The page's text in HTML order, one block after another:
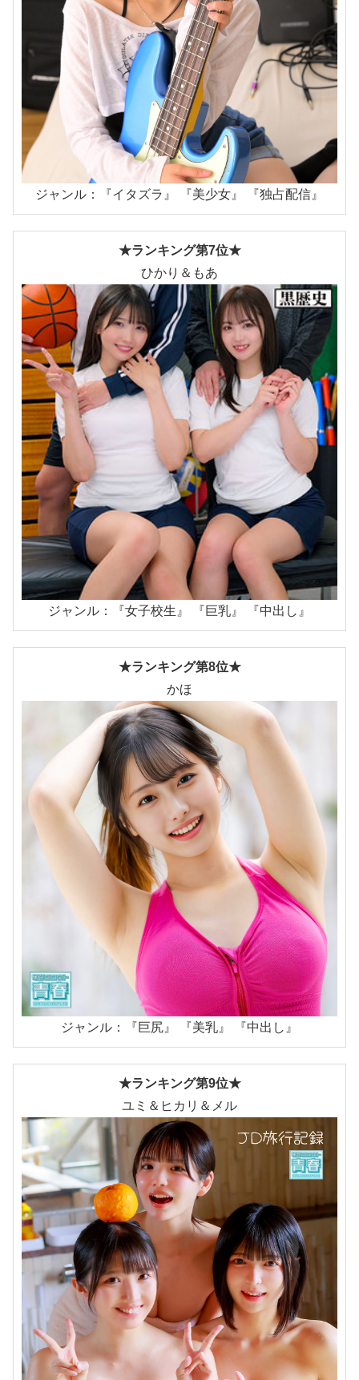
ジャンル：『イタズラ』 『美少女』 『独占配信』
★ランキング第7位★
ひかり＆もあ
ジャンル：『女子校生』 『巨乳』 『中出し』
★ランキング第8位★
かほ
ジャンル：『巨尻』 『美乳』 『中出し』
★ランキング第9位★
ユミ＆ヒカリ＆メル